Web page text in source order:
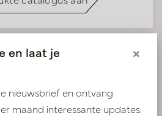
en laat je
×
nieuwsbrief en ontvang
maand interessante updates.